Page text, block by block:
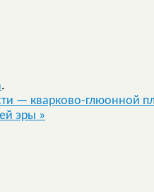
.
— кварково-глюонной
эры »